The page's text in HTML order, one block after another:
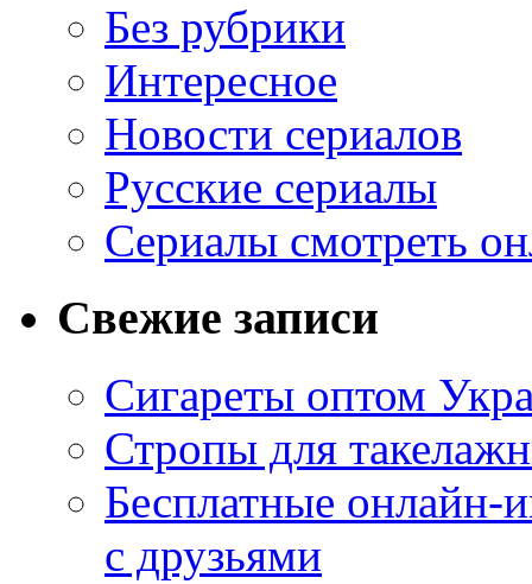
Без рубрики
Интересное
Новости сериалов
Русские сериалы
Сериалы смотреть
Свежие записи
Сигареты оптом
Стропы для
Бесплатные
с друзьями